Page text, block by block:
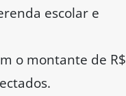
escolar e
o montante de R$